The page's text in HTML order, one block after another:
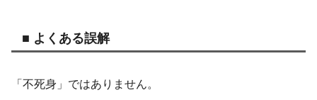
■ よくある誤解
「不死身」ではありません。